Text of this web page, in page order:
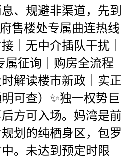
、规避非渠道，先到
售楼处专属曲连热线
｜无中介插队干扰｜
属征询｜购房全流程
解读楼市新政｜实正
可查）✨独一权势巨
方可入场。妈湾是前
划的纯栖身区，包罗
。未达到预定时限